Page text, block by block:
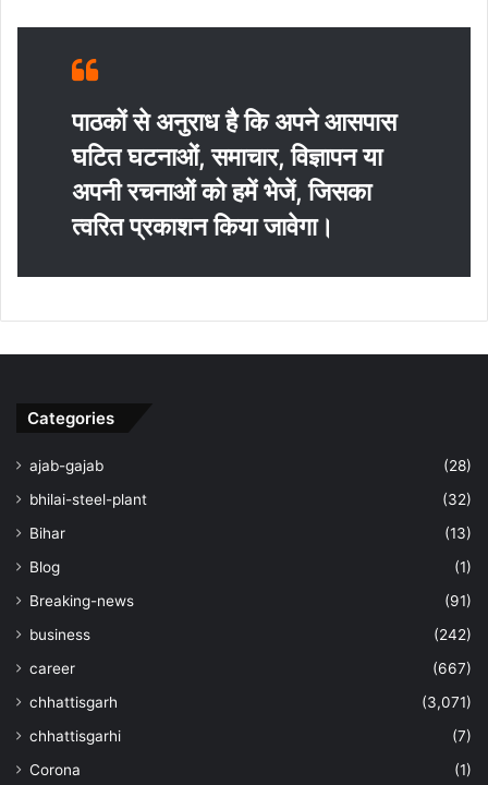
पाठकों से अनुराध है कि अपने आसपास
घटित घटनाओं, समाचार, विज्ञापन या
अपनी रचनाओं को हमें भेजें, जिसका
त्‍वरित प्रकाशन किया जावेगा।
Categories
ajab-gajab
(28)
bhilai-steel-plant
(32)
Bihar
(13)
Blog
(1)
Breaking-news
(91)
business
(242)
career
(667)
chhattisgarh
(3,071)
chhattisgarhi
(7)
Corona
(1)